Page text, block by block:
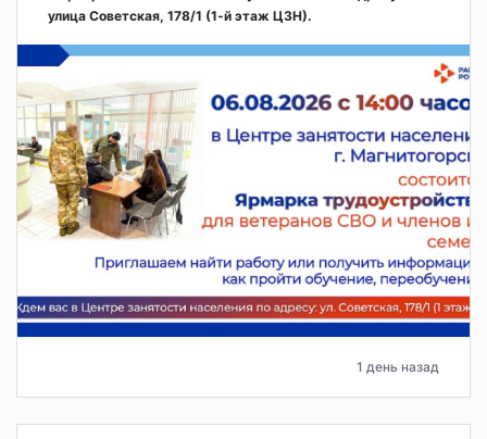
улица Советская, 178/1 (1‑й этаж ЦЗН).
1 день назад